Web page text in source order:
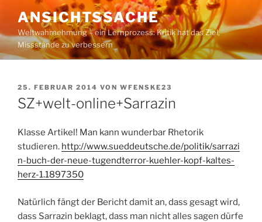
Inhalt
springen
ANSICHTSSACHE
Weltwahrnehmung – ein Lernprozess: Kritik hat das Ziel,
Missstände zu verbessern
VERÖFFENTLICHT
AM
25. FEBRUAR 2014 VON WFENSKE23
SZ+welt-online+Sarrazin
Klasse Artikel! Man kann wunderbar Rhetorik
studieren. http://www.sueddeutsche.de/politik/sarrazi
n-buch-der-neue-tugendterror-kuehler-kopf-kaltes-
herz-1.1897350
Natürlich fängt der Bericht damit an, dass gesagt wird,
dass Sarrazin beklagt, dass man nicht alles sagen dürfe